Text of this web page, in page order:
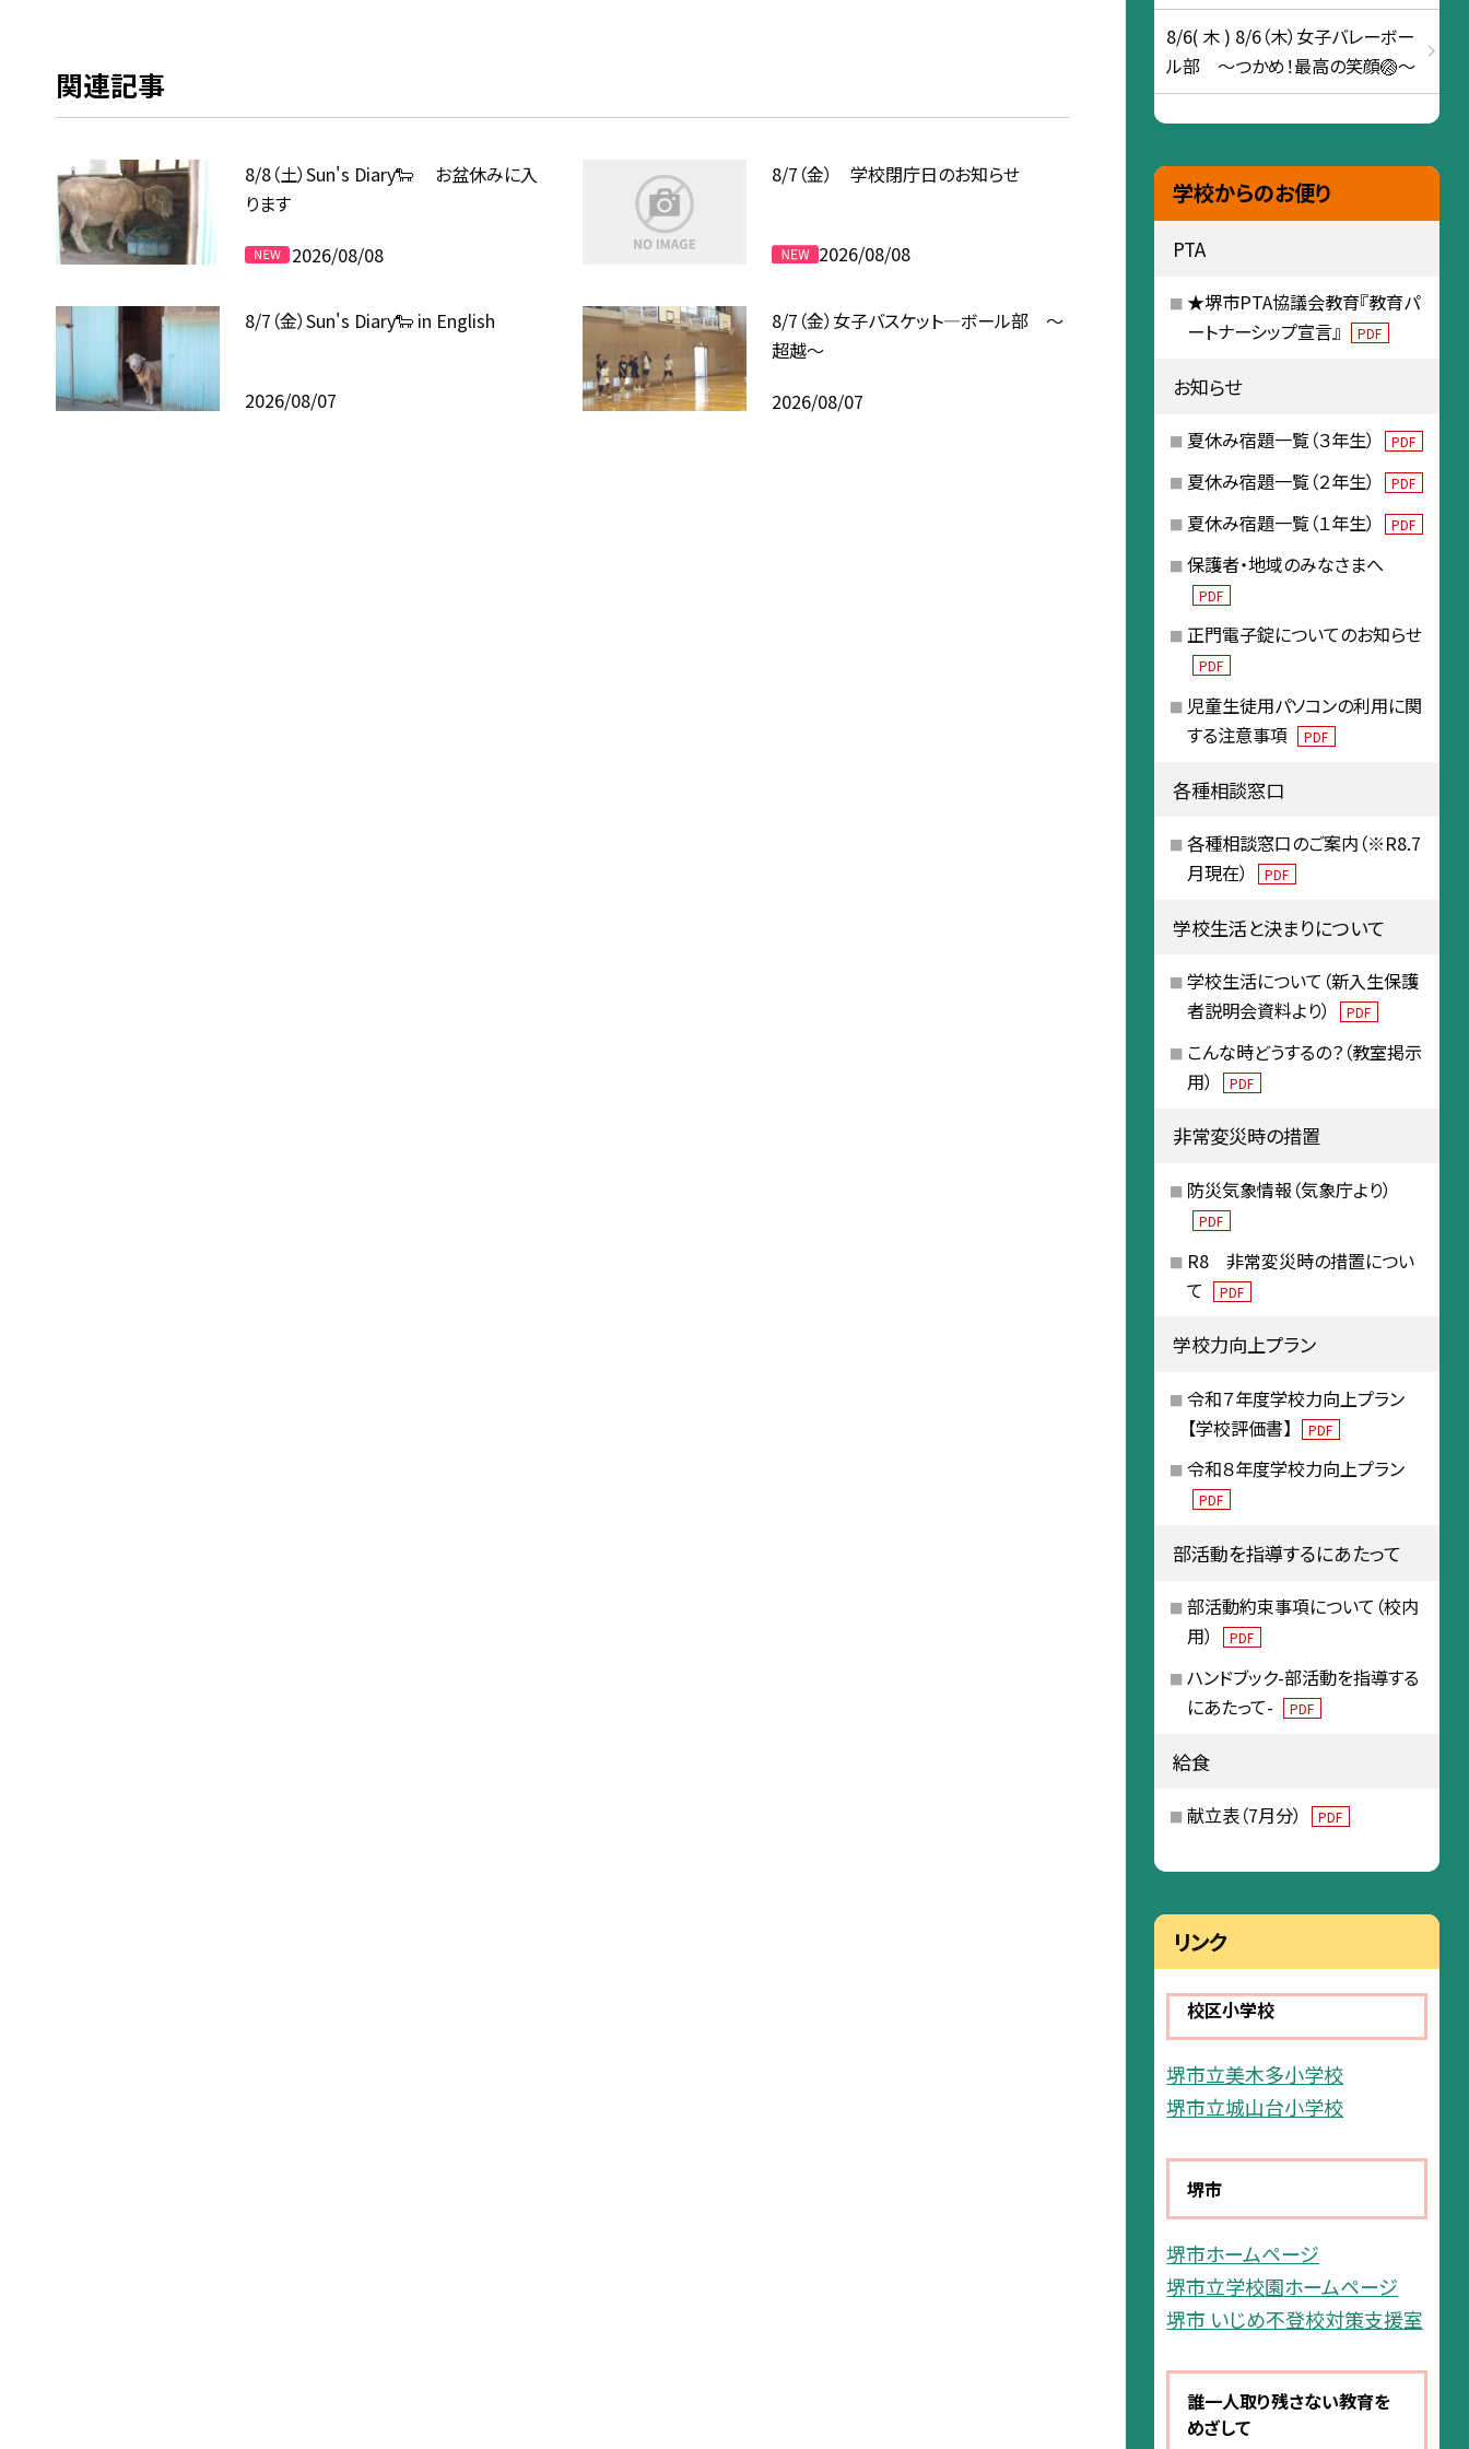
関連記事
8/8（土）Sun's Diary🐑 お盆休みに入
ります
2026/08/08
8/7（金） 学校閉庁日のお知らせ
2026/08/08
8/7（金）Sun's Diary🐑 in English
2026/08/07
8/7（金）女子バスケット―ボール部 〜
超越〜
2026/08/07
8/6( 木 ) 8/6（木）女子バレーボー
ル部 ～つかめ！最高の笑顔🏐～
学校からのお便り
PTA
★堺市PTA協議会教育『教育パ
ートナーシップ宣言』
PDF
お知らせ
夏休み宿題一覧（３年生） PDF
夏休み宿題一覧（２年生） PDF
夏休み宿題一覧（１年生） PDF
保護者・地域のみなさまへ
PDF
正門電子錠についてのお知らせ
PDF
児童生徒用パソコンの利用に関
する注意事項
PDF
各種相談窓口
各種相談窓口のご案内（※R8.7
月現在）
PDF
学校生活と決まりについて
学校生活について（新入生保護
者説明会資料より）
PDF
こんな時どうするの？（教室掲示
用）
PDF
非常変災時の措置
防災気象情報（気象庁より）
PDF
R8 非常変災時の措置につい
て
PDF
学校力向上プラン
令和７年度学校力向上プラン
【学校評価書】
PDF
令和８年度学校力向上プラン
PDF
部活動を指導するにあたって
部活動約束事項について（校内
用）
PDF
ハンドブック-部活動を指導する
にあたって-
PDF
給食
献立表（7月分） PDF
リンク
校区小学校
堺市立美木多小学校
堺市立城山台小学校
堺市
堺市ホームページ
堺市立学校園ホームページ
堺市 いじめ不登校対策支援室
誰一人取り残さない教育を
めざして